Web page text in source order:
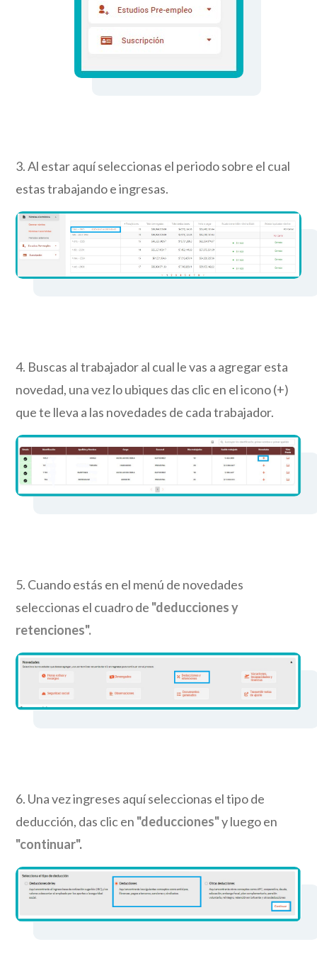
3. Al estar aquí seleccionas el periodo sobre el cual
estas trabajando e ingresas.
4. Buscas al trabajador al cual le vas a agregar esta
novedad, una vez lo ubiques das clic en el icono (+)
que te lleva a las novedades de cada trabajador.
5. Cuando estás en el menú de novedades
seleccionas el cuadro de "deducciones y
retenciones".
6. Una vez ingreses aquí seleccionas el tipo de
deducción, das clic en "deducciones"y luego en
"continuar".